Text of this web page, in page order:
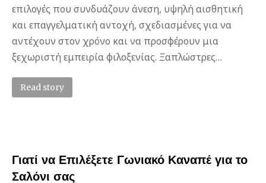
επιλογές που συνδυάζουν άνεση, υψηλή αισθητική
και επαγγελματική αντοχή, σχεδιασμένες για να
αντέχουν στον χρόνο και να προσφέρουν μια
ξεχωριστή εμπειρία φιλοξενίας. Ξαπλώστρες…
Read story
Γιατί να Επιλέξετε Γωνιακό Καναπέ για το
Σαλόνι σας